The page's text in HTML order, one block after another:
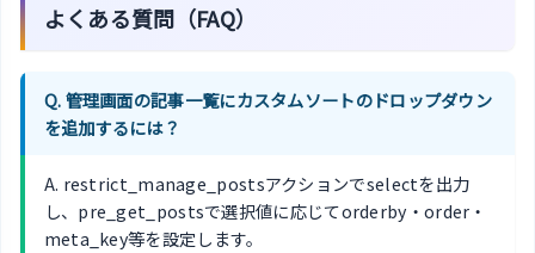
よくある質問（FAQ）
Q. 管理画面の記事一覧にカスタムソートのドロップダウン
を追加するには？
A. restrict_manage_postsアクションでselectを出力
し、pre_get_postsで選択値に応じてorderby・order・
meta_key等を設定します。